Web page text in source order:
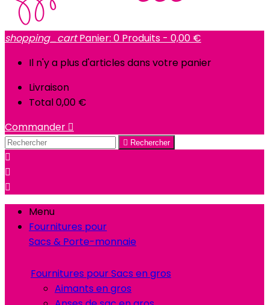
shopping_cart Panier: 0 Produits - 0,00 €
Il n'y a plus d'articles dans votre panier
Livraison
Total0,00 €
Commander 
 Rechercher



Menu
Fournitures pour
Sacs & Porte-monnaie
Fournitures pour Sacs en gros
Aimants en gros